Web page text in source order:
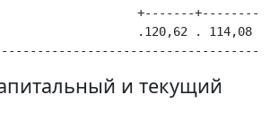
и текущий